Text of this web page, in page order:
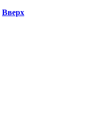
Вверх